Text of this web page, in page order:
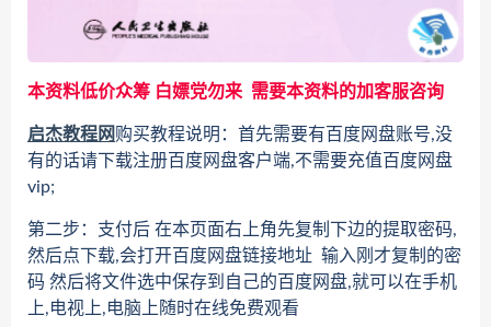
本资料低价众筹 白嫖党勿来 需要本资料的加客服咨询
启杰教程网购买教程说明：首先需要有百度网盘账号,没
有的话请下载注册百度网盘客户端,不需要充值百度网盘
vip;
第二步：支付后 在本页面右上角先复制下边的提取密码,
然后点下载,会打开百度网盘链接地址 输入刚才复制的密
码 然后将文件选中保存到自己的百度网盘,就可以在手机
上,电视上,电脑上随时在线免费观看